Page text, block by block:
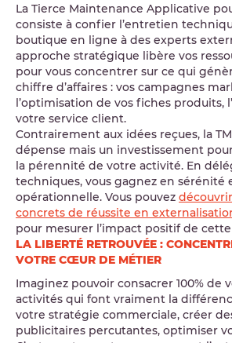
La Tierce Maintenance Applicative
consiste à confier l’entretien
boutique en ligne à des experts
approche stratégique libère vos
pour vous concentrer sur ce qui
chiffre d’affaires : vos campagnes
l’optimisation de vos fiches produits,
votre service client.
Contrairement aux idées reçues, la
dépense mais un investissement
la pérennité de votre activité. En
techniques, vous gagnez en sérénité
opérationnelle. Vous pouvez
concrets de réussite en
pour mesurer l’impact positif de
LA LIBERTÉ RETROUVÉE :
VOTRE CŒUR DE MÉTIER
Imaginez pouvoir consacrer 100% de
activités qui font vraiment la
votre stratégie commerciale, créer
publicitaires percutantes, optimiser